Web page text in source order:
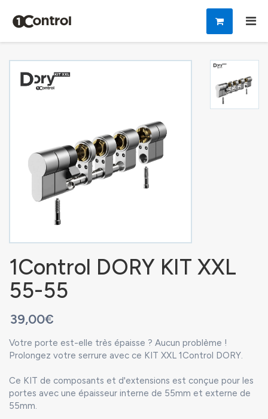
1Control DORY KIT XXL
55-55
39,00€
Votre porte est-elle très épaisse ? Aucun problème !
Prolongez votre serrure avec ce KIT XXL 1Control DORY.
Ce KIT de composants et d'extensions est conçue pour les
portes avec une épaisseur interne de 55mm et externe de
55mm.